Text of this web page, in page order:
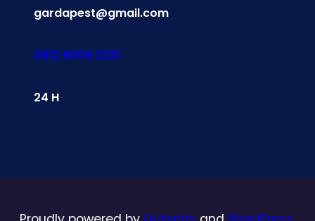
gardapest@gmail.com
0812 8009 2221
24 H